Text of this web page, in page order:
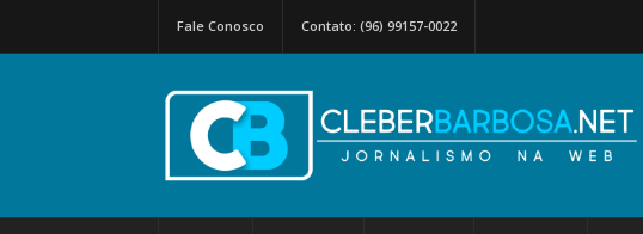
Fale Conosco Contato: (96) 99157-0022